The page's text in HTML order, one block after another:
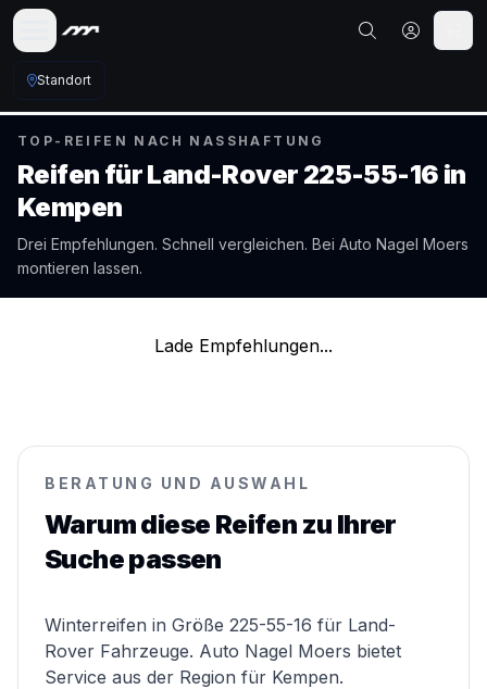
Standort
TOP-REIFEN NACH NASSHAFTUNG
Reifen fürLand-Rover 225-55-16 in
Kempen
Drei Empfehlungen. Schnell vergleichen. Bei Auto Nagel Moers
montieren lassen.
Lade Empfehlungen...
BERATUNG UND AUSWAHL
Warum diese Reifen zu Ihrer
Suche passen
Winterreifen in Größe 225-55-16 für Land-
Rover Fahrzeuge. Auto Nagel Moers bietet
Service aus der Region für Kempen.